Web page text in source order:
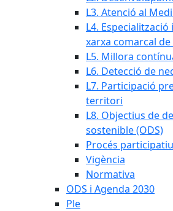
L3. Atenció al
L4.
xarxa comarcal de
L5. Millora
L6. Detecció de
L7. Participació
territori
L8. Objectius de
sostenible (ODS)
Procés participatiu
Vigència
Normativa
ODS i Agenda 2030
Ple